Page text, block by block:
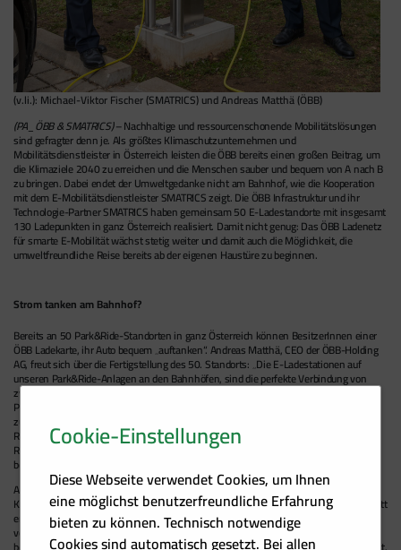
(v.li.): Michael-Viktor Fischer (SMATRICS) und Andreas Matthä (ÖBB)
(PA_ÖBB & SMATRICS)– Nachhaltige und ressourcenschonende Mobilitätslösungen
sind gefragter denn je. Als größtes Klimaschutzunternehmen und
Mobilitätsdienstleister in Österreich leisten die ÖBB bereits einen großen Beitrag, um
die Klimaziele 2040 zu erreichen und die Menschen sauber und bequem von A nach B
zu bringen. Dabei endet der Umweltgedanke nicht am Bahnhof, wie die Kooperation
mit dem E-Mobilitätsdienstleister SMATRICS zeigt. Die ÖBB Infrastruktur und ihr
Technologie-Partner SMATRICS haben gemeinsam 50 E-Ladestandorte mit insgesamt
130 Ladepunkten in ganz Österreich realisiert. Damit nicht genug: Das ÖBB Ladenetz
für smarte E-Mobilität wächst stetig weiter und damit auch die Möglichkeit, die
umweltfreundliche Reise bereits ab der eigenen Haustüre zu beginnen.
Strom tanken am Bahnhof?
Bereits an 50 Park&Ride-Standorten in ganz Österreich können BesitzerInnen einer
ÖBB Ladekarte, ihr Auto bequem „auftanken“. Andreas Matthä, CEO der ÖBB-Holding
AG, freut sich über die Fertigstellung des 50. Standorts: „Die E-Ladestationen auf
unseren Park&Ride-Anlagen an den Bahnhöfen, sind die perfekte Verbindung von
zwei umweltfreundlichen Verkehrsmitteln: Bahn und E-Auto. Pendlerinnen und
Pendler können mit ihrem Elektroauto die erste und letzte Meile nachhaltig
zurücklegen und gleichzeitig die E-Ladestationen rund um den Bahnhof nutzen.
Reisende ohne einen eigenen Wagen kommen mit einem E-Auto aus unserer
Rail&Drive-Flotte zu ihrem Ziel. Damit schließen wir die grüne Mobilitätskette –
bequem und klimaschonend zugleich.“
Auch SMATRICS Geschäftsführer Michael-Viktor Fischer zeigt sich erfreut über die
Kooperation mit den ÖBB: „Mit dem 50 E-Ladestandort haben wir einen großen Schritt
erreicht. Als E-Mobilitätsdienstleister demonstrieren wir unser Know-how im Betrieb
von maßgeschneiderten Ladenetzen für Dritte und haben in der vergangenen Zeit
Cookie-Einstellungen
Diese Webseite verwendet Cookies, um Ihnen
eine möglichst benutzerfreundliche Erfahrung
bieten zu können. Technisch notwendige
Cookies sind automatisch gesetzt. Bei allen